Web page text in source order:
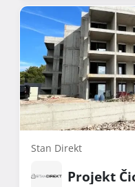
Stan Direkt
Projekt